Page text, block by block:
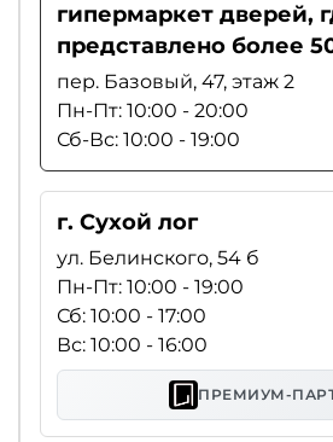
гипермаркет дверей,
представлено более
пер. Базовый, 47, этаж 2
Пн-Пт: 10:00 - 20:00
Сб-Вс: 10:00 - 19:00
г. Сухой лог
ул. Белинского, 54 б
Пн-Пт: 10:00 - 19:00
Сб: 10:00 - 17:00
Вс: 10:00 - 16:00
ПРЕМИУМ-